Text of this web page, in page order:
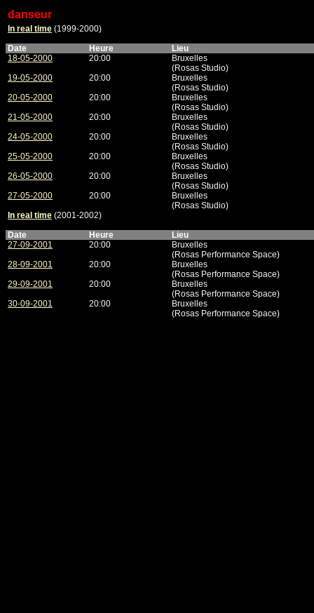
danseur
In real time (1999-2000)
Date
Heure
Lieu
18-05-2000
20:00
Bruxelles
(Rosas Studio)
19-05-2000
20:00
Bruxelles
(Rosas Studio)
20-05-2000
20:00
Bruxelles
(Rosas Studio)
21-05-2000
20:00
Bruxelles
(Rosas Studio)
24-05-2000
20:00
Bruxelles
(Rosas Studio)
25-05-2000
20:00
Bruxelles
(Rosas Studio)
26-05-2000
20:00
Bruxelles
(Rosas Studio)
27-05-2000
20:00
Bruxelles
(Rosas Studio)
In real time (2001-2002)
Date
Heure
Lieu
27-09-2001
20:00
Bruxelles
(Rosas Performance Space)
28-09-2001
20:00
Bruxelles
(Rosas Performance Space)
29-09-2001
20:00
Bruxelles
(Rosas Performance Space)
30-09-2001
20:00
Bruxelles
(Rosas Performance Space)